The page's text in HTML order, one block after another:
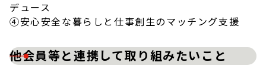
デュース
④安心安全な暮らしと仕事創生のマッチング支援
他会員等と連携して取り組みたいこと